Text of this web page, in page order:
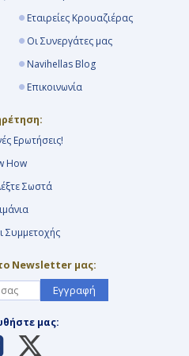
Εταιρείες Κρουαζιέρας
Οι Συνεργάτες μας
Navihellas Blog
Επικοινωνία
Ερωτήσεις!
How
Σωστά
Συμμετοχής
Newsletter μας:
Εγγραφή
μας: